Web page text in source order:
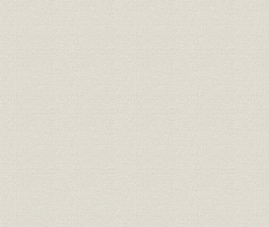
る。左から木戸孝充、山口尚
芳、岩倉具視、伊藤博文、大久
保利通。
靴;生産
『明治七年府県物産表』におけ
る靴の算出額
明治7年
靴;風俗
画家ワーグマンは、神戸で靴を
履く日本人を観察してスケッチ
を明治13年11月発行の英国の大
衆週刊誌に掲載した。「結果と
してウオノ目がはやることは確
実」と皮肉な注がつけられてい
る。
明治13年